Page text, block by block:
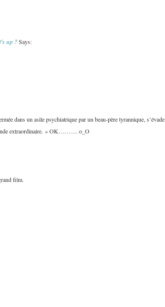
up ?Says:
dans un asile psychiatrique par un beau-père tyrannique, s’évade
extraordinaire. » OK………. o_O
film.